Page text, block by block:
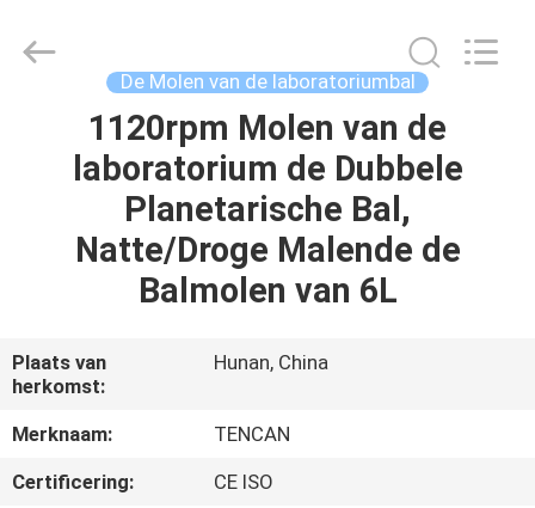
PRODUCTEN
ONGEVEER
FABRIEKSREIS
KWALITEITSCONTROLE
Powder
Technology
De Molen van de laboratoriumbal
1120rpm Molen van de
laboratorium de Dubbele
Planetarische Bal,
Natte/Droge Malende de
Balmolen van 6L
Plaats van
herkomst:
Hunan, China
Merknaam:
TENCAN
Certificering:
CE ISO